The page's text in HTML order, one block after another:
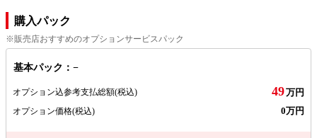
購入パック
※販売店おすすめのオプションサービスパック
基本パック：−
オプション込参考支払総額(税込) 49万円
オプション価格(税込) 0万円